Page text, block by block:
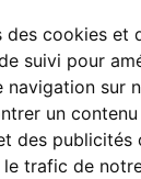
des cookies et
suivi pour
navigation sur
un contenu
des publicités
le trafic de